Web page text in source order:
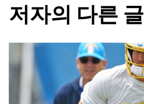
저자의 다른 글